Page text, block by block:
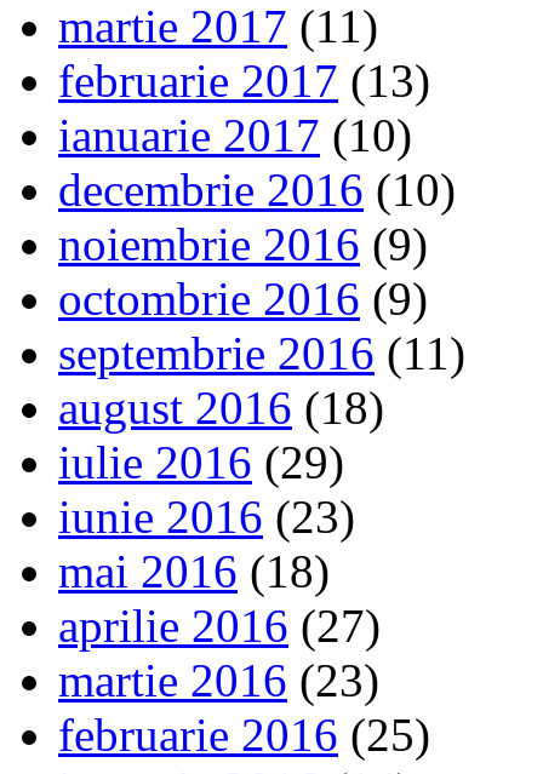
martie 2017 (11)
februarie 2017 (13)
ianuarie 2017 (10)
decembrie 2016 (10)
noiembrie 2016 (9)
octombrie 2016 (9)
septembrie 2016 (11)
august 2016 (18)
iulie 2016 (29)
iunie 2016 (23)
mai 2016 (18)
aprilie 2016 (27)
martie 2016 (23)
februarie 2016 (25)